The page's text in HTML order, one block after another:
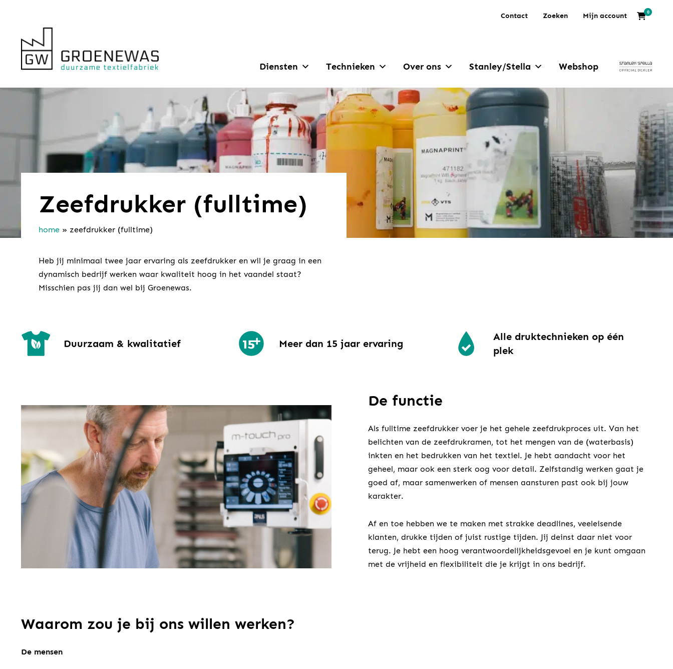
Contact Zoeken Mijn account 0
Diensten Technieken Over ons Stanley/Stella Webshop
Zeefdrukker (fulltime)
home » zeefdrukker (fulltime)
Heb jij minimaal twee jaar ervaring als zeefdrukker en wil je graag in een
dynamisch bedrijf werken waar kwaliteit hoog in het vaandel staat?
Misschien pas jij dan wel bij Groenewas.
Duurzaam & kwalitatief Meer dan 15 jaar ervaring
Alle druktechnieken op één
plek
De functie
Als fulltime zeefdrukker voer je het gehele zeefdrukproces uit. Van het
belichten van de zeefdrukramen, tot het mengen van de (waterbasis)
inkten en het bedrukken van het textiel. Je hebt aandacht voor het
geheel, maar ook een sterk oog voor detail. Zelfstandig werken gaat je
goed af, maar samenwerken of mensen aansturen past ook bij jouw
karakter.
Af en toe hebben we te maken met strakke deadlines, veeleisende
klanten, drukke tijden of juist rustige tijden. Jij deinst daar niet voor
terug. Je hebt een hoog verantwoordelijkheidsgevoel en je kunt omgaan
met de vrijheid en flexibiliteit die je krijgt in ons bedrijf.
Waarom zou je bij ons willen werken?
De mensen